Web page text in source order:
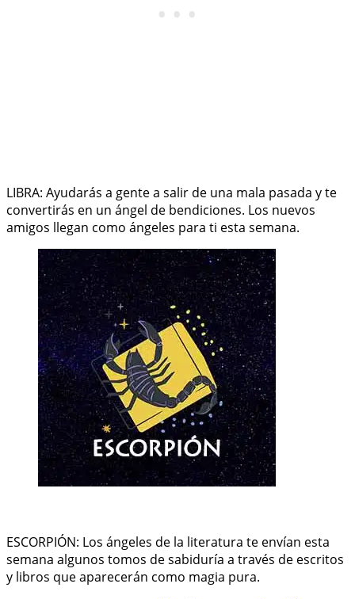
LIBRA: Ayudarás a gente a salir de una mala pasada y te
convertirás en un ángel de bendiciones. Los nuevos
amigos llegan como ángeles para ti esta semana.
ESCORPIÓN: Los ángeles de la literatura te envían esta
semana algunos tomos de sabiduría a través de escritos
y libros que aparecerán como magia pura.